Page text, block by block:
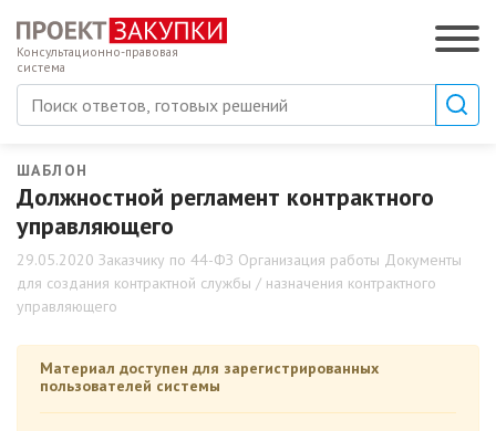
Консультационно-правовая
система
ШАБЛОН
Должностной регламент контрактного
управляющего
29.05.2020 Заказчику по 44-ФЗ Организация работы Документы
для создания контрактной службы / назначения контрактного
управляющего
Материал доступен для зарегистрированных
пользователей системы